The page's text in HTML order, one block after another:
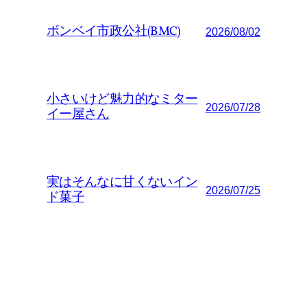
ボンベイ市政公社(BMC) 2026/08/02
小さいけど魅力的なミター
イー屋さん
2026/07/28
実はそんなに甘くないイン
ド菓子
2026/07/25